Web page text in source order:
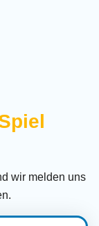
wir melden uns